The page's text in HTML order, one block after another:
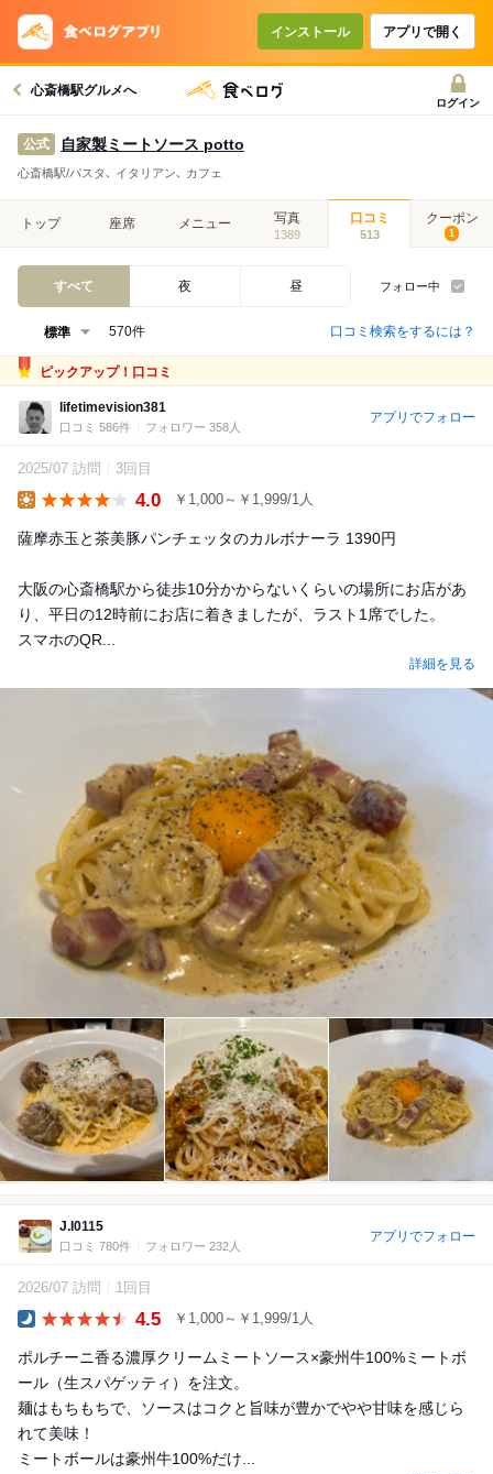
インストール アプリで開く
心斎橋駅グルメへ
ログイン
公式 自家製ミートソース potto
心斎橋駅/パスタ､ イタリアン､ カフェ
トップ 座席 メニュー 写真
1389
口コミ
513
クーポン
1
すべて 夜 昼 フォロー中
570件 口コミ検索をするには？
ピックアップ！口コミ
lifetimevision381
口コミ 586件 フォロワー 358人
アプリでフォロー
2025/07 訪問 3回目
4.0 ￥1,000～￥1,999/1人
薩摩赤玉と茶美豚パンチェッタのカルボナーラ 1390円
大阪の心斎橋駅から徒歩10分かからないくらいの場所にお店があ
り、平日の12時前にお店に着きましたが、ラスト1席でした。
スマホのQR...
詳細を見る
J.I0115
口コミ 780件 フォロワー 232人
アプリでフォロー
2026/07 訪問 1回目
4.5 ￥1,000～￥1,999/1人
ポルチーニ香る濃厚クリームミートソース×豪州牛100%ミートボ
ール（生スパゲッティ）を注文。
麺はもちもちで、ソースはコクと旨味が豊かでやや甘味を感じら
れて美味！
ミートボールは豪州牛100%だけ...